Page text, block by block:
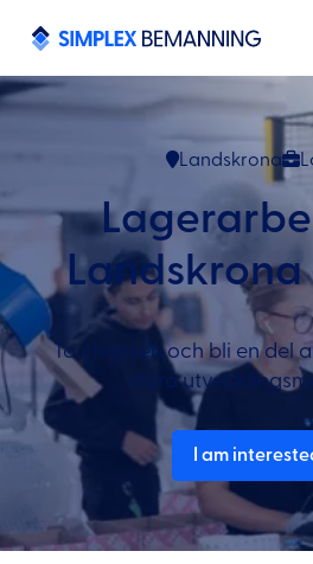
Landskrona
Landskrona
Ta chansen och bli en del
stora
I am